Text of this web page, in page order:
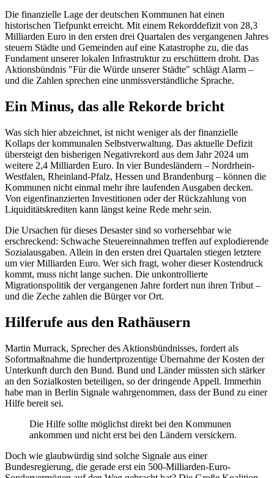
Die finanzielle Lage der deutschen Kommunen hat einen
historischen Tiefpunkt erreicht. Mit einem Rekorddefizit von 28,3
Milliarden Euro in den ersten drei Quartalen des vergangenen Jahres
steuern Städte und Gemeinden auf eine Katastrophe zu, die das
Fundament unserer lokalen Infrastruktur zu erschüttern droht. Das
Aktionsbündnis "Für die Würde unserer Städte" schlägt Alarm –
und die Zahlen sprechen eine unmissverständliche Sprache.
Ein Minus, das alle Rekorde bricht
Was sich hier abzeichnet, ist nicht weniger als der finanzielle
Kollaps der kommunalen Selbstverwaltung. Das aktuelle Defizit
übersteigt den bisherigen Negativrekord aus dem Jahr 2024 um
weitere 2,4 Milliarden Euro. In vier Bundesländern – Nordrhein-
Westfalen, Rheinland-Pfalz, Hessen und Brandenburg – können die
Kommunen nicht einmal mehr ihre laufenden Ausgaben decken.
Von eigenfinanzierten Investitionen oder der Rückzahlung von
Liquiditätskrediten kann längst keine Rede mehr sein.
Die Ursachen für dieses Desaster sind so vorhersehbar wie
erschreckend: Schwache Steuereinnahmen treffen auf explodierende
Sozialausgaben. Allein in den ersten drei Quartalen stiegen letztere
um vier Milliarden Euro. Wer sich fragt, woher dieser Kostendruck
kommt, muss nicht lange suchen. Die unkontrollierte
Migrationspolitik der vergangenen Jahre fordert nun ihren Tribut –
und die Zeche zahlen die Bürger vor Ort.
Hilferufe aus den Rathäusern
Martin Murrack, Sprecher des Aktionsbündnisses, fordert als
Sofortmaßnahme die hundertprozentige Übernahme der Kosten der
Unterkunft durch den Bund. Bund und Länder müssten sich stärker
an den Sozialkosten beteiligen, so der dringende Appell. Immerhin
habe man in Berlin Signale wahrgenommen, dass der Bund zu einer
Hilfe bereit sei.
Die Hilfe sollte möglichst direkt bei den Kommunen
ankommen und nicht erst bei den Ländern versickern.
Doch wie glaubwürdig sind solche Signale aus einer
Bundesregierung, die gerade erst ein 500-Milliarden-Euro-